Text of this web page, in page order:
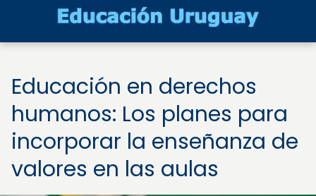
Educación en derechos
humanos: Los planes para
incorporar la enseñanza de
valores en las aulas